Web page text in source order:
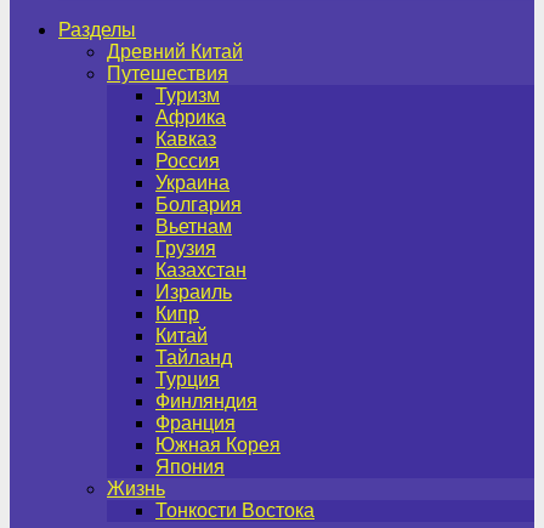
Разделы
Древний Китай
Путешествия
Туризм
Африка
Кавказ
Россия
Украина
Болгария
Вьетнам
Грузия
Казахстан
Израиль
Кипр
Китай
Тайланд
Турция
Финляндия
Франция
Южная Корея
Япония
Жизнь
Тонкости Востока